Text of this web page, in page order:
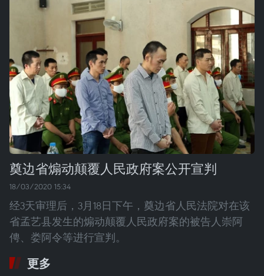
奠边省煽动颠覆人民政府案公开宣判
18/03/2020 15:34
经3天审理后，3月18日下午，奠边省人民法院对在该
省孟艺县发生的煽动颠覆人民政府案的被告人崇阿
俜、娄阿令等进行宣判。
更多